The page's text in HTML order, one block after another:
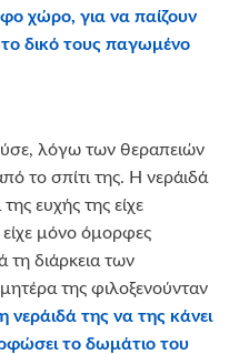
χώρο, για να παίζουν
δικό τους παγωμένο
λόγω των θεραπειών
το σπίτι της. Η νεράιδά
ευχής της είχε
είχε μόνο όμορφες
τη διάρκεια των
της φιλοξενούνταν
νεράιδά της να της κάνει
το δωμάτιο του